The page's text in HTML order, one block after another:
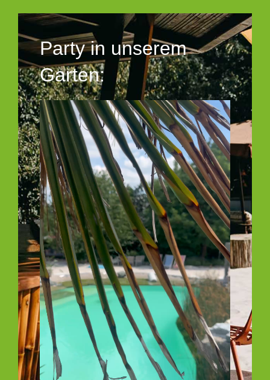
Party in unserem
Garten: